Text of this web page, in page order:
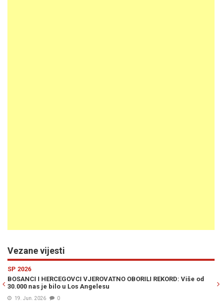
Vezane vijesti
od
SP 2026
IMA I DOBAR RAZLOG: Iako smo izgubili, jedan Zmaj će
protiv Švicarske pamtiti cijeli život (VIDEO)
19. Jun. 2026